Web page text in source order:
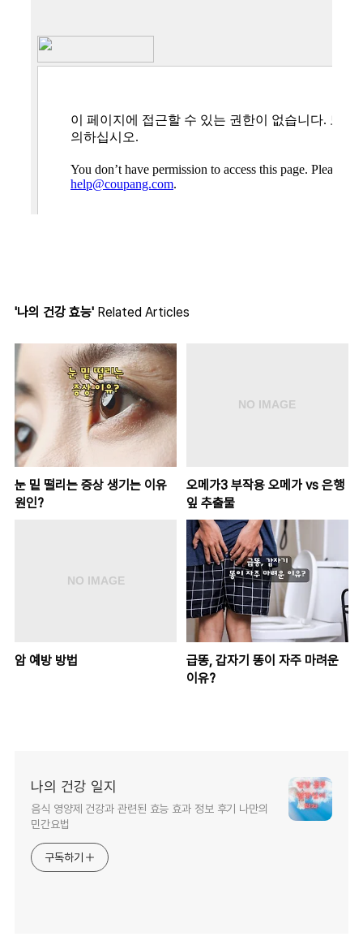
'나의 건강 효능' Related Articles
눈 밑 떨리는 증상 생기는 이유
원인?
오메가3 부작용 오메가 vs 은행
잎 추출물
암 예방 방법
급똥, 갑자기 똥이 자주 마려운
이유?
나의 건강 일지
음식 영양제 건강과 관련된 효능 효과 정보 후기 나만의
민간요법
구독하기